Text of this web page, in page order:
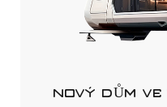
NOVÝ DŮM